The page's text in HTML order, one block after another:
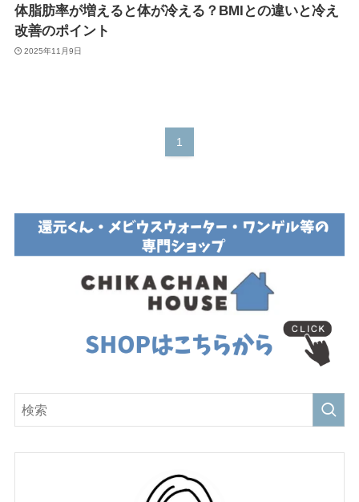
体脂肪率が増えると体が冷える？BMIとの違いと冷え
改善のポイント
2025年11月9日
1